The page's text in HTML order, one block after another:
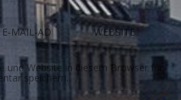
und Website in diesem Browser für
speichern.